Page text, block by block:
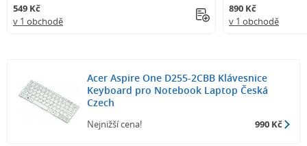
549 Kč
v 1 obchodě
890 Kč
v 1 obchodě
Acer Aspire One D255-2CBB Klávesnice
Keyboard pro Notebook Laptop Česká
Czech
Nejnižší cena! 990 Kč